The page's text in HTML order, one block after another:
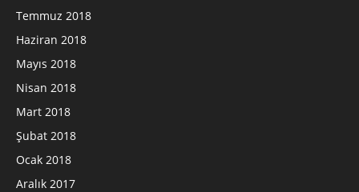
Temmuz 2018
Haziran 2018
Mayıs 2018
Nisan 2018
Mart 2018
Şubat 2018
Ocak 2018
Aralık 2017